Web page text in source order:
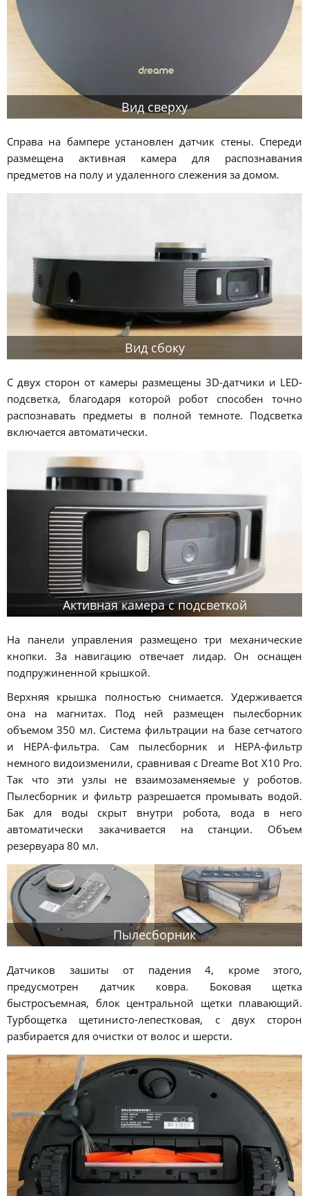
Вид сверху
Справа на бампере установлен датчик стены. Спереди
размещена активная камера для распознавания
предметов на полу и удаленного слежения за домом.
Вид сбоку
С двух сторон от камеры размещены 3D-датчики и LED-
подсветка, благодаря которой робот способен точно
распознавать предметы в полной темноте. Подсветка
включается автоматически.
Активная камера с подсветкой
На панели управления размещено три механические
кнопки. За навигацию отвечает лидар. Он оснащен
подпружиненной крышкой.
Верхняя крышка полностью снимается. Удерживается
она на магнитах. Под ней размещен пылесборник
объемом 350 мл. Система фильтрации на базе сетчатого
и HEPA-фильтра. Сам пылесборник и HEPA-фильтр
немного видоизменили, сравнивая с Dreame Bot X10 Pro.
Так что эти узлы не взаимозаменяемые у роботов.
Пылесборник и фильтр разрешается промывать водой.
Бак для воды скрыт внутри робота, вода в него
автоматически закачивается на станции. Объем
резервуара 80 мл.
Пылесборник
Датчиков зашиты от падения 4, кроме этого,
предусмотрен датчик ковра. Боковая щетка
быстросъемная, блок центральной щетки плавающий.
Турбощетка щетинисто-лепестковая, с двух сторон
разбирается для очистки от волос и шерсти.